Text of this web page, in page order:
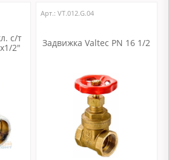
с/т
2"
Арт.: VT.012.G.04
Задвижка Valtec PN 16 1/2